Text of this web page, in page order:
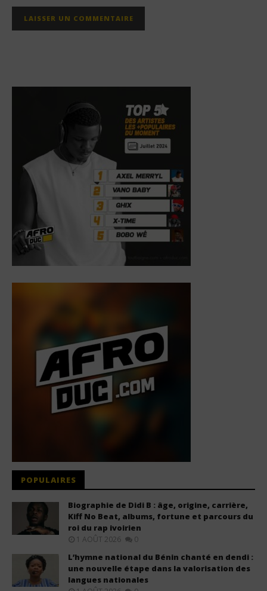
POPULAIRES
Biographie de Didi B : âge, origine, carrière,
Kiff No Beat, albums, fortune et parcours du
roi du rap ivoirien
1 AOÛT 2026 0
L’hymne national du Bénin chanté en dendi :
une nouvelle étape dans la valorisation des
langues nationales